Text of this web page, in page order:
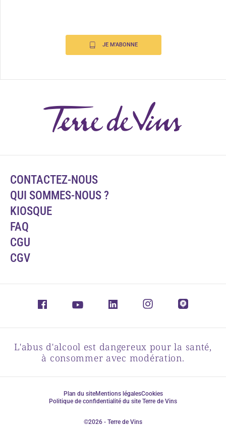
JE M'ABONNE
CONTACTEZ-NOUS
QUI SOMMES-NOUS ?
KIOSQUE
FAQ
CGU
CGV
L'abus d'alcool est dangereux pour la santé,
à consommer avec modération.
Plan du siteMentions légalesCookies
Politique de confidentialité du site Terre de Vins
©2026 - Terre de Vins